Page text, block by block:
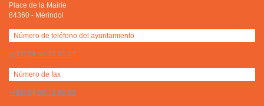
Place de la Mairie
84360 - Mérindol
Número de teléfono del ayuntamiento
+(33) 04 90 72 81 07
Número de fax
+(33) 04 90 72 90 66